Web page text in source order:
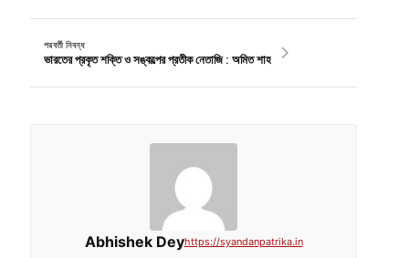
পরবর্তী নিবন্ধ
ভারতের প্রকৃত শক্তি ও সঙ্কল্পের প্রতীক নেতাজি : অমিত শাহ
Abhishek Deyhttps://syandanpatrika.in